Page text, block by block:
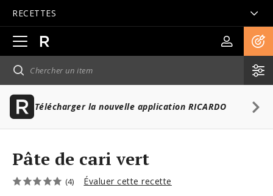
RECETTES
Ouvrir
la
navigation
principale
Télécharger la nouvelle application RICARDO
Pâte de cari vert
(4) Évaluer cette recette